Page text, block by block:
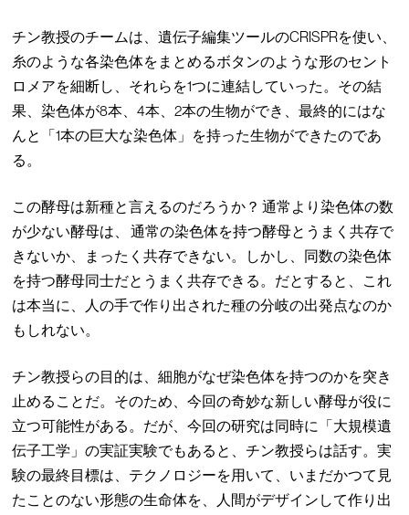
チン教授のチームは、遺伝子編集ツールのCRISPRを使い、
糸のような各染色体をまとめるボタンのような形のセント
ロメアを細断し、それらを1つに連結していった。その結
果、染色体が8本、4本、2本の生物ができ、最終的にはな
んと「1本の巨大な染色体」を持った生物ができたのであ
る。
この酵母は新種と言えるのだろうか？ 通常より染色体の数
が少ない酵母は、 通常の染色体を持つ酵母とうまく共存で
きないか、まったく共存できない。しかし、同数の染色体
を持つ酵母同士だとうまく共存できる。だとすると、これ
は本当に、人の手で作り出された種の分岐の出発点なのか
もしれない。
チン教授らの目的は、細胞がなぜ染色体を持つのかを突き
止めることだ。そのため、今回の奇妙な新しい酵母が役に
立つ可能性がある。だが、今回の研究は同時に「大規模遺
伝子工学」の実証実験でもあると、チン教授らは話す。実
験の最終目標は、テクノロジーを用いて、いまだかつて見
たことのない形態の生命体を、人間がデザインして作り出